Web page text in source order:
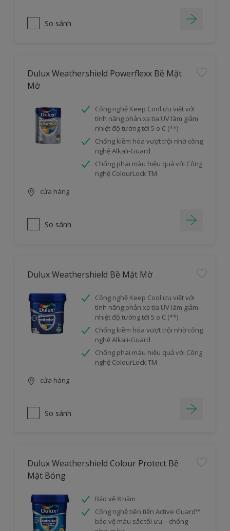
So sánh
Dulux Weathershield Powerflexx Bề Mặt
Mờ
Công nghệ Keep Cool ưu việt với
tính năng phản xạ tia UV làm giảm
nhiệt độ tường tới 5 o C (**)
Chống kiềm hóa vượt trội nhờ công
nghệ Alkali-Guard
Chống phai màu hiệu quả với Công
nghệ ColourLock TM
cửa hàng
So sánh
Dulux Weathershield Bề Mặt Mờ
Công nghệ Keep Cool ưu việt với
tính năng phản xạ tia UV làm giảm
nhiệt độ tường tới 5 o C (**)
Chống kiềm hóa vượt trội nhờ công
nghệ Alkali-Guard
Chống phai màu hiệu quả với Công
nghệ ColourLock TM
cửa hàng
So sánh
Dulux Weathershield Colour Protect Bề
Mặt Bóng
Bảo vệ 8 năm
Công nghệ tiên tiến Active Guard™
bảo vệ màu sắc tối ưu – chống